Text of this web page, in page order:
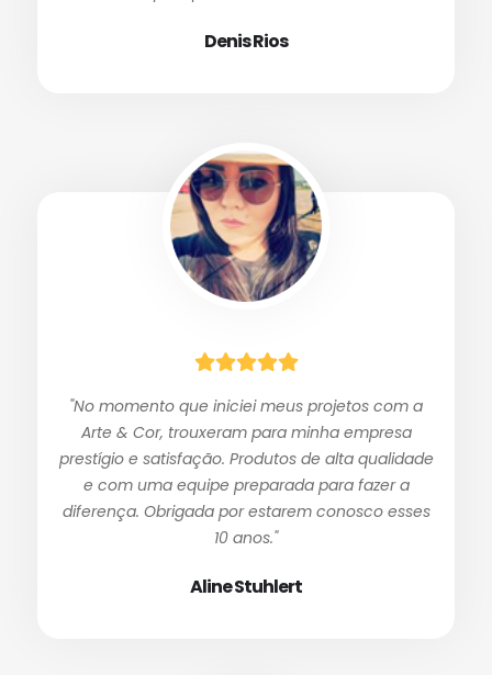
Denis Rios
"No momento que iniciei meus projetos com a
Arte & Cor, trouxeram para minha empresa
prestígio e satisfação. Produtos de alta qualidade
e com uma equipe preparada para fazer a
diferença. Obrigada por estarem conosco esses
10 anos."
Aline Stuhlert